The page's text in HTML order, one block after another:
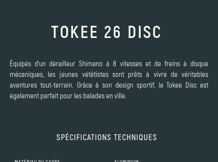
TOKEE 26 DISC
Équipés d'un dérailleur Shimano à 8 vitesses et de freins à disque
mécaniques, les jeunes vététistes sont prêts à vivre de véritables
aventures tout-terrain. Grâce à son design sportif, le Tokee Disc est
également parfait pour les balades en ville.
SPÉCIFICATIONS TECHNIQUES